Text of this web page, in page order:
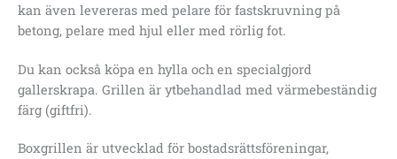
kan även levereras med pelare för fastskruvning på
betong, pelare med hjul eller med rörlig fot.
Du kan också köpa en hylla och en specialgjord
gallerskrapa. Grillen är ytbehandlad med värmebeständig
färg (giftfri).
Boxgrillen är utvecklad för bostadsrättsföreningar,